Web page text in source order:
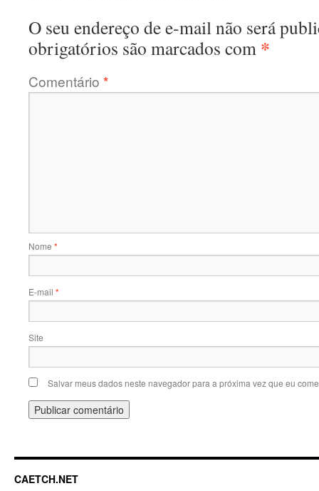
O seu endereço de e-mail não será
obrigatórios são marcados com *
Comentário *
Nome *
E-mail *
Site
Salvar meus dados neste navegador para a próxima vez que eu
CAETCH.NET